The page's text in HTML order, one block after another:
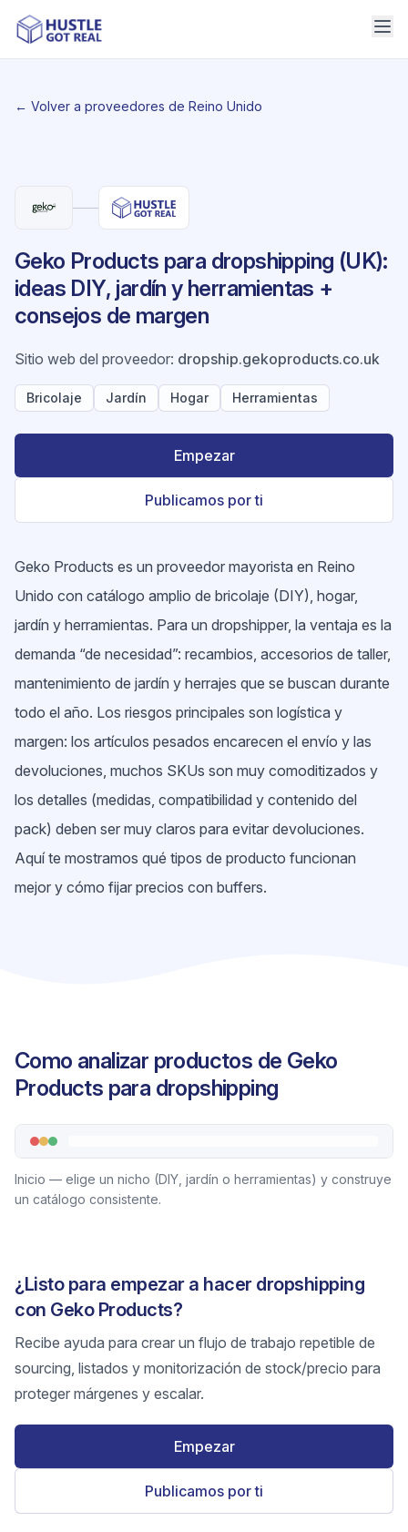
← Volver a proveedores de Reino Unido
Geko Products para dropshipping (UK):
ideas DIY, jardín y herramientas +
consejos de margen
Sitio web del proveedor: dropship.gekoproducts.co.uk
Bricolaje Jardín Hogar Herramientas
Empezar
Publicamos por ti
Geko Products es un proveedor mayorista en Reino
Unido con catálogo amplio de bricolaje (DIY), hogar,
jardín y herramientas. Para un dropshipper, la ventaja es la
demanda “de necesidad”: recambios, accesorios de taller,
mantenimiento de jardín y herrajes que se buscan durante
todo el año. Los riesgos principales son logística y
margen: los artículos pesados encarecen el envío y las
devoluciones, muchos SKUs son muy comoditizados y
los detalles (medidas, compatibilidad y contenido del
pack) deben ser muy claros para evitar devoluciones.
Aquí te mostramos qué tipos de producto funcionan
mejor y cómo fijar precios con buffers.
Como analizar productos de Geko
Products para dropshipping
Inicio — elige un nicho (DIY, jardín o herramientas) y construye
un catálogo consistente.
¿Listo para empezar a hacer dropshipping
con Geko Products?
Recibe ayuda para crear un flujo de trabajo repetible de
sourcing, listados y monitorización de stock/precio para
proteger márgenes y escalar.
Empezar
Publicamos por ti